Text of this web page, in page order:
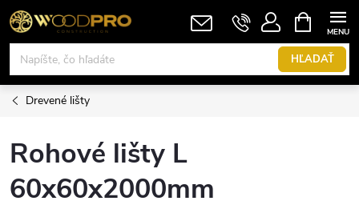
Prejsť
na
obsah
HĽADAŤ
KOŠÍK
Drevené lišty
Rohové lišty L
60x60x2000mm